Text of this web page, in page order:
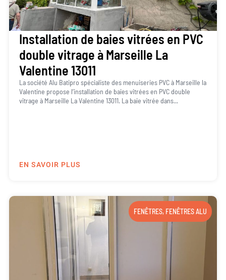
Installation de baies vitrées en PVC
double vitrage à Marseille La
Valentine 13011
La société Alu Batipro spécialiste des menuiseries PVC à Marseille la
Valentine propose l’installation de baies vitrées en PVC double
vitrage à Marseille La Valentine 13011. La baie vitrée dans...
EN SAVOIR PLUS
FENÊTRES, FENÊTRES ALU